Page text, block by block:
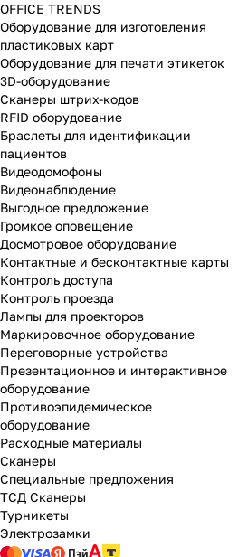
OFFICE TRENDS
Оборудование для изготовления
пластиковых карт
Оборудование для печати этикеток
3D-оборудование
Cканеры штрих-кодов
RFID оборудование
Браслеты для идентификации
пациентов
Видеодомофоны
Видеонаблюдение
Выгодное предложение
Громкое оповещение
Досмотровое оборудование
Контактные и бесконтактные карты
Контроль доступа
Контроль проезда
Лампы для проекторов
Маркировочное оборудование
Переговорные устройства
Презентационное и интерактивное
оборудование
Противоэпидемическое
оборудование
Расходные материалы
Сканеры
Специальные предложения
ТСД Сканеры
Турникеты
Электрозамки